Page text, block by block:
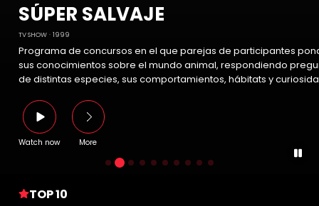
SÚPER SALVAJE
TV SHOW 1999
Programa de concursos en el que parejas de participantes
sus conocimientos sobre el mundo animal, respondiendo
de distintas especies, sus comportamientos, hábitats y
Watch now More
TOP 10